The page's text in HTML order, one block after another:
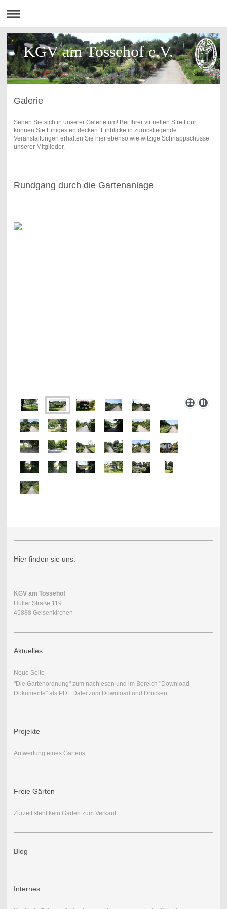
KGV am Tossehof e.V.
Galerie
Sehen Sie sich in unserer Galerie um! Bei Ihrer virtuellen Streiftour
können Sie Einiges entdecken. Einblicke in zurückliegende
Veranstaltungen erhalten Sie hier ebenso wie witzige Schnappschüsse
unserer Mitglieder.
Rundgang durch die Gartenanlage
Hier finden sie uns:
KGV am Tossehof
Hüller Straße 119
45888 Gelsenkirchen
Aktuelles
Neue Seite
"Die Gartenordnung" zum nachlesen und im Bereich "Download-
Dokumente" als PDF Datei zum Download und Drucken
Projekte
Aufwertung eines Gartens
Freie Gärten
Zurzeit steht kein Garten zum Verkauf
Blog
Internes